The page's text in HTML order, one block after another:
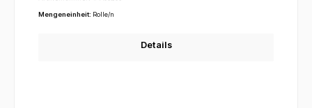
Mengeneinheit: Rolle/n
Details